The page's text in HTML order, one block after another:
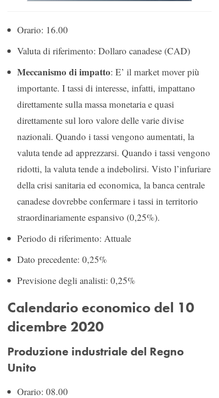
Orario: 16.00
Valuta di riferimento: Dollaro canadese (CAD)
Meccanismo di impatto: E’ il market mover più
importante. I tassi di interesse, infatti, impattano
direttamente sulla massa monetaria e quasi
direttamente sul loro valore delle varie divise
nazionali. Quando i tassi vengono aumentati, la
valuta tende ad apprezzarsi. Quando i tassi vengono
ridotti, la valuta tende a indebolirsi. Visto l’infuriare
della crisi sanitaria ed economica, la banca centrale
canadese dovrebbe confermare i tassi in territorio
straordinariamente espansivo (0,25%).
Periodo di riferimento: Attuale
Dato precedente: 0,25%
Previsione degli analisti: 0,25%
Calendario economico del 10
dicembre 2020
Produzione industriale del Regno
Unito
Orario: 08.00